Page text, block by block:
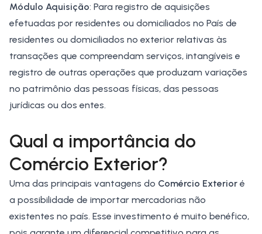
Módulo Aquisição: Para registro de aquisições
efetuadas por residentes ou domiciliados no País de
residentes ou domiciliados no exterior relativas às
transações que compreendam serviços, intangíveis e
registro de outras operações que produzam variações
no patrimônio das pessoas físicas, das pessoas
jurídicas ou dos entes.
Qual a importância do
Comércio Exterior?
Uma das principais vantagens do Comércio Exterior é
a possibilidade de importar mercadorias não
existentes no país. Esse investimento é muito benéfico,